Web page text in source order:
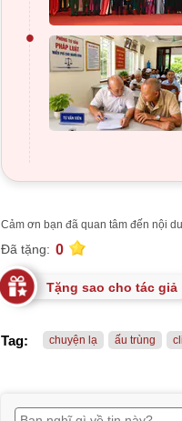
•
Cảm ơn bạn đã quan tâm đến nội
Đã tặng: 0
Tặng sao cho tác giả
Tag: chuyện lạ ấu trùng